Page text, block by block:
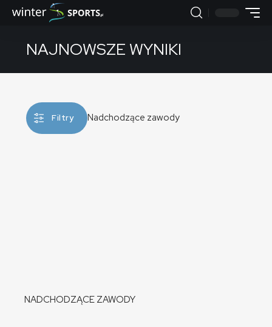
NAJNOWSZE WYNIKI
Filtry Nadchodzące zawody
NADCHODZĄCE ZAWODY